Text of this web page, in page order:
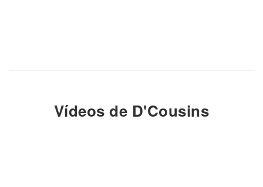
Vídeos de D'Cousins